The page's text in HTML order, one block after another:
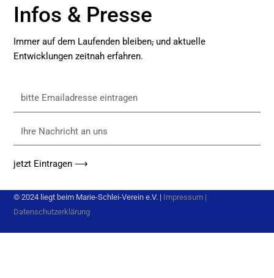
Infos & Presse
Immer auf dem Laufenden bleiben,und aktuelle
Entwicklungen zeitnah erfahren.
bitte
Ihre
uns
jetzt Eintragen ⟶
© 2024 liegt beim Marie-Schlei-Verein e.V. | Impressum |
Datenschutzerklärung